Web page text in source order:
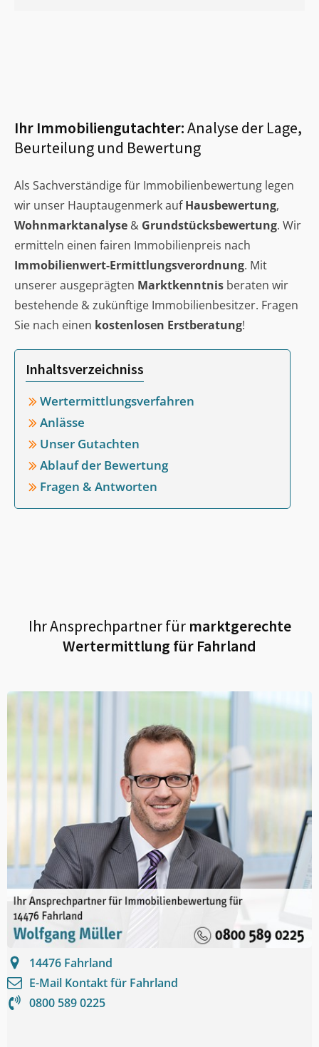
Ihr Immobiliengutachter:Analyse der Lage,
Beurteilung und Bewertung
Als Sachverständige für Immobilienbewertung legen
wir unser Hauptaugenmerk aufHausbewertung,
Wohnmarktanalyse & Grundstücksbewertung. Wir
ermitteln einen fairen Immobilienpreis nach
Immobilienwert-Ermittlungsverordnung. Mit
unserer ausgeprägten Marktkenntnis beraten wir
bestehende & zukünftige Immobilienbesitzer. Fragen
Sie nach einen kostenlosen Erstberatung!
Inhaltsverzeichniss
Wertermittlungsverfahren
Anlässe
Unser Gutachten
Ablauf der Bewertung
Fragen & Antworten
Ihr Ansprechpartner fürmarktgerechte
Wertermittlung für Fahrland
14476 Fahrland
E-Mail Kontakt für Fahrland
0800 589 0225